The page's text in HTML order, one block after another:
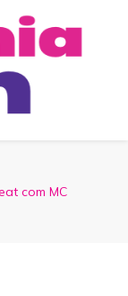
com MC